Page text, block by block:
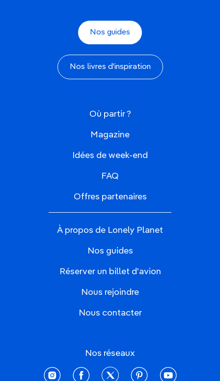
Nos guides
Nos livres d'inspiration
Où partir ?
Magazine
Idées de week-end
FAQ
Offres partenaires
À propos de Lonely Planet
Nos guides
Réserver un billet d'avion
Nous rejoindre
Nous contacter
Nos réseaux
instagramfacebooktwitter pinterestyoutube